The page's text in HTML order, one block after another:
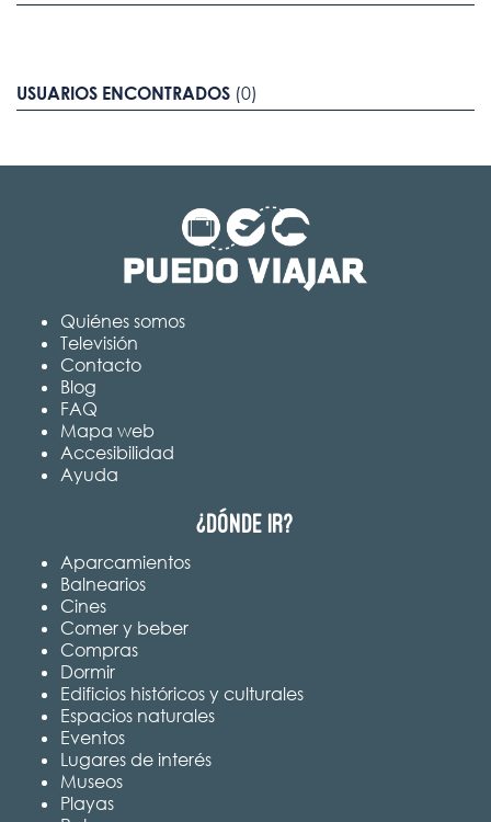
USUARIOS ENCONTRADOS (0)
Quiénes somos
Televisión
Contacto
Blog
FAQ
Mapa web
Accesibilidad
Ayuda
¿Dónde ir?
Aparcamientos
Balnearios
Cines
Comer y beber
Compras
Dormir
Edificios históricos y culturales
Espacios naturales
Eventos
Lugares de interés
Museos
Playas